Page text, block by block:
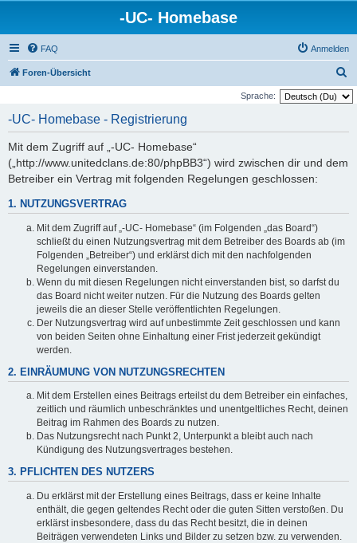
-UC- Homebase
FAQ Anmelden
Foren-Übersicht
u
Sprache:
-UC- Homebase - Registrierung
Mit dem Zugriff auf „-UC- Homebase“
(„http://www.unitedclans.de:80/phpBB3“) wird zwischen dir und dem
Betreiber ein Vertrag mit folgenden Regelungen geschlossen:
1. NUTZUNGSVERTRAG
Mit dem Zugriff auf „-UC- Homebase“ (im Folgenden „das Board“)
schließt du einen Nutzungsvertrag mit dem Betreiber des Boards ab (im
Folgenden „Betreiber“) und erklärst dich mit den nachfolgenden
Regelungen einverstanden.
Wenn du mit diesen Regelungen nicht einverstanden bist, so darfst du
das Board nicht weiter nutzen. Für die Nutzung des Boards gelten
jeweils die an dieser Stelle veröffentlichten Regelungen.
Der Nutzungsvertrag wird auf unbestimmte Zeit geschlossen und kann
von beiden Seiten ohne Einhaltung einer Frist jederzeit gekündigt
werden.
2. EINRÄUMUNG VON NUTZUNGSRECHTEN
Mit dem Erstellen eines Beitrags erteilst du dem Betreiber ein einfaches,
zeitlich und räumlich unbeschränktes und unentgeltliches Recht, deinen
Beitrag im Rahmen des Boards zu nutzen.
Das Nutzungsrecht nach Punkt 2, Unterpunkt a bleibt auch nach
Kündigung des Nutzungsvertrages bestehen.
3. PFLICHTEN DES NUTZERS
Du erklärst mit der Erstellung eines Beitrags, dass er keine Inhalte
enthält, die gegen geltendes Recht oder die guten Sitten verstoßen. Du
erklärst insbesondere, dass du das Recht besitzt, die in deinen
Beiträgen verwendeten Links und Bilder zu setzen bzw. zu verwenden.